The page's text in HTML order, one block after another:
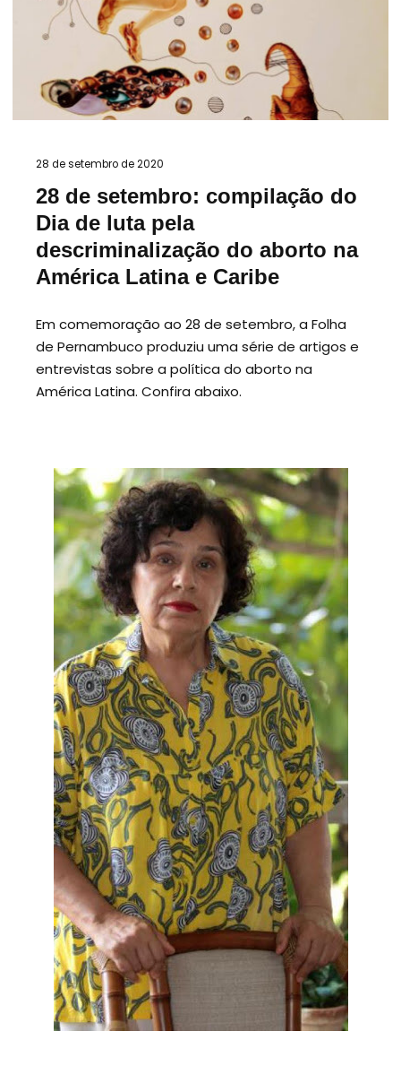
28 de setembro de 2020
28 de setembro: compilação do
Dia de luta pela
descriminalização do aborto na
América Latina e Caribe
Em comemoração ao 28 de setembro, a Folha
de Pernambuco produziu uma série de artigos e
entrevistas sobre a política do aborto na
América Latina. Confira abaixo.